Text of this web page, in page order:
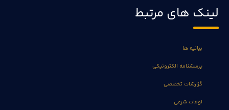
لینک های مرتبط
بیانیه ها
پرسشنامه الکترونیکی
گزارشات تخصصی
اوقات شرعی